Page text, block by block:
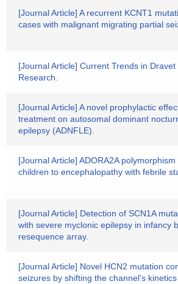
[Journal Article] A recurrent KCNT1
cases with malignant migrating partial
[Journal Article] Current Trends in
Research.
[Journal Article] A novel prophylactic
treatment on autosomal dominant
epilepsy (ADNFLE).
[Journal Article] ADORA2A
children to encephalopathy with febrile
[Journal Article] Detection of SCN1A
with severe myclonic epilepsy in infancy
resequence array.
[Journal Article] Novel HCN2 mutation
seizures by shifting the channel's